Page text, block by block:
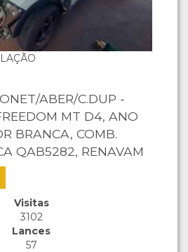
ABER/C.DUP -
MT D4, ANO
BRANCA, COMB.
QAB5282, RENAVAM
MOTOR SEM
Visitas
3102
Lances
57